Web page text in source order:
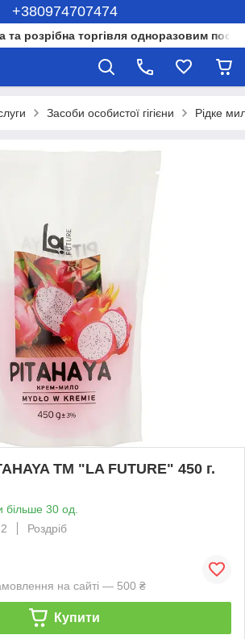
+380974707474
розрібна торгівля одноразовим
Засоби особистої гігієни Рідке
ТМ "LA FUTURE" 450 г.
більше 30 од.
Роздріб
на сайті — 500 ₴
Купити